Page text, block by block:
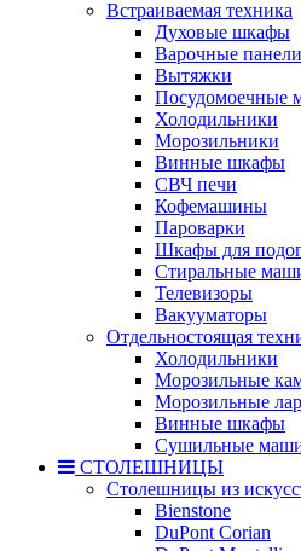
Встраиваемая техника
Духовые шкафы
Варочные панели
Вытяжки
Посудомоечные
Холодильники
Морозильники
Винные шкафы
СВЧ печи
Кофемашины
Пароварки
Шкафы для
Стиральные
Телевизоры
Вакууматоры
Отдельностоящая
Холодильники
Морозильные
Морозильные
Винные шкафы
Сушильные
СТОЛЕШНИЦЫ
Столешницы из
Bienstone
DuPont Corian